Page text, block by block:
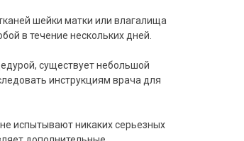
шейки матки или влагалища
в течение нескольких дней.
существует небольшой
инструкциям врача для
испытывают никаких серьезных